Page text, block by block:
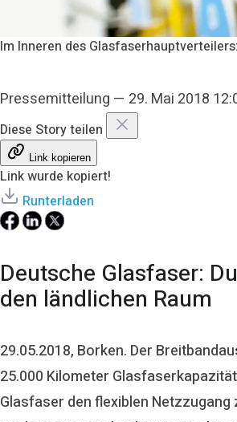
Im Inneren des
Pressemitteilung — 29. Mai 2018
Diese Story teilen
Link kopieren
Link wurde kopiert!
Runterladen
Deutsche Glasfaser:
den ländlichen Raum
29.05.2018, Borken. Der
25.000 Kilometer
Glasfaser den flexiblen